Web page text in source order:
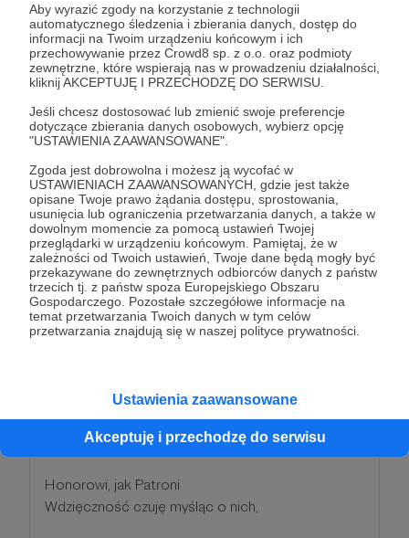
Aby wyrazić zgody na korzystanie z technologii
automatycznego śledzenia i zbierania danych, dostęp do
informacji na Twoim urządzeniu końcowym i ich
przechowywanie przez Crowd8 sp. z o.o. oraz podmioty
zewnętrzne, które wspierają nas w prowadzeniu działalności,
kliknij AKCEPTUJĘ I PRZECHODZĘ DO SERWISU.
Jeśli chcesz dostosować lub zmienić swoje preferencje
dotyczące zbierania danych osobowych, wybierz opcję
"USTAWIENIA ZAAWANSOWANE".
Zgoda jest dobrowolna i możesz ją wycofać w
USTAWIENIACH ZAAWANSOWANYCH, gdzie jest także
opisane Twoje prawo żądania dostępu, sprostowania,
usunięcia lub ograniczenia przetwarzania danych, a także w
dowolnym momencie za pomocą ustawień Twojej
przeglądarki w urządzeniu końcowym. Pamiętaj, że w
zależności od Twoich ustawień, Twoje dane będą mogły być
przekazywane do zewnętrznych odbiorców danych z państw
trzecich tj. z państw spoza Europejskiego Obszaru
Gospodarczego. Pozostałe szczegółowe informacje na
temat przetwarzania Twoich danych w tym celów
przetwarzania znajdują się w naszej polityce prywatności.
Ustawienia zaawansowane
Akceptuję i przechodzę do serwisu
Niech Twój gest pomnoży dary
Tak jak drzewa, swe konary
Niech rozwinie się szeroko
Będąc celów mych opoką
Że niewielka taka pomoc
Cuda w świecie może zdziałać
I nie trzeba wielce starać
Ci co przyszli, zrozumieją
Że zapiszą w kartach dziejom
Wieści, mądrość i wskazówki
I wspomnienia, szlak wędrówki
Honorowi, jak Patroni
Wdzięczność czuję myśląc o nich,